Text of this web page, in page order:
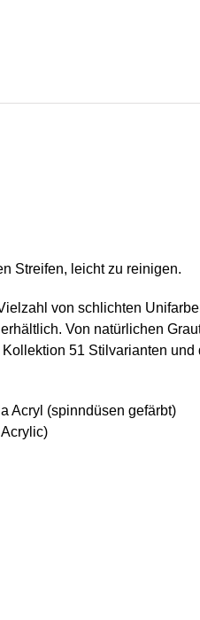
Streifen, leicht zu reinigen.
von schlichten
Von natürlichen
51 Stilvarianten und
Acryl (spinndüsen gefärbt)